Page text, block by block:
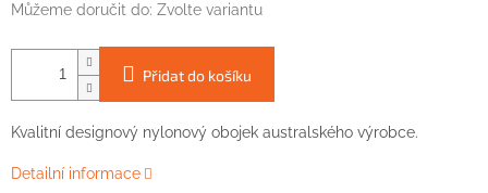
Můžeme doručit do: Zvolte variantu
Přidat do košíku
Kvalitní designový nylonový obojek australského výrobce.
Detailní informace